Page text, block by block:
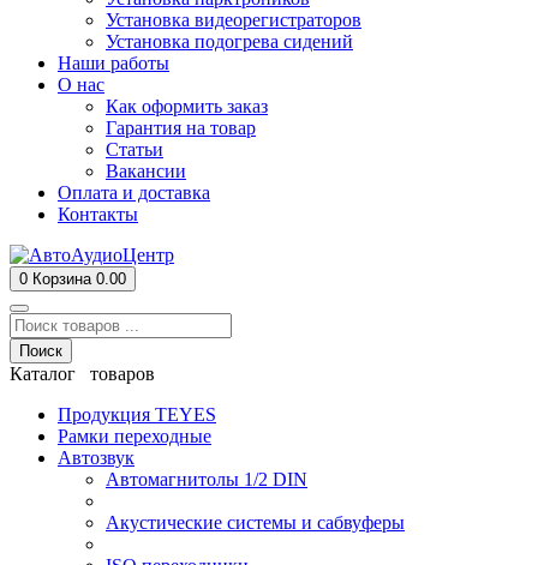
Установка видеорегистраторов
Установка подогрева сидений
Наши работы
О нас
Как оформить заказ
Гарантия на товар
Статьи
Вакансии
Оплата и доставка
Контакты
0 Корзина 0.00
Поиск
Каталог товаров
Продукция TEYES
Рамки переходные
Автозвук
Автомагнитолы 1/2 DIN
Акустические системы и сабвуферы